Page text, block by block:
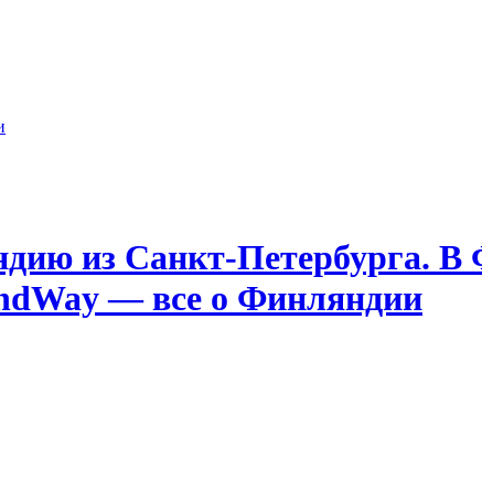
из Санкт-Петербурга.
— все о Финляндии